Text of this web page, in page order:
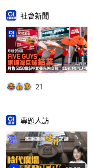
社會新聞
21
專題人訪